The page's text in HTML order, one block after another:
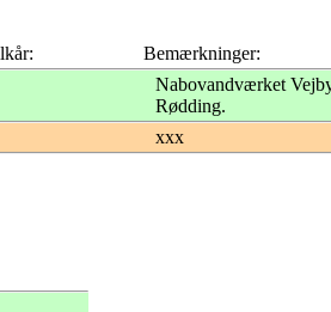
Bemærkninger:
Nabovandværket
Rødding.
xxx